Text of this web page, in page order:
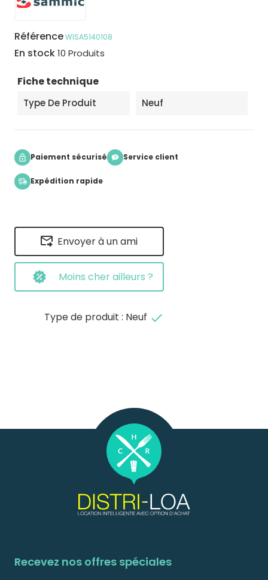
Envoyer à un ami
Moins cher ailleurs ?
Type de produit : Neuf done
RéférenceWISA5140108
En stock10 Produits
Fiche technique
Type De Produit Neuf
Paiement sécurisé Service client
Expédition rapide
Recevez nos offres spéciales